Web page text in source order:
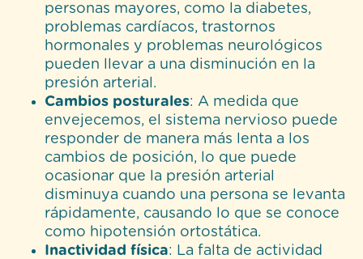
personas mayores, como la diabetes,
problemas cardíacos, trastornos
hormonales y problemas neurológicos
pueden llevar a una disminución en la
presión arterial.
Cambios posturales: A medida que
envejecemos, el sistema nervioso puede
responder de manera más lenta a los
cambios de posición, lo que puede
ocasionar que la presión arterial
disminuya cuando una persona se levanta
rápidamente, causando lo que se conoce
como hipotensión ortostática.
Inactividad física: La falta de actividad